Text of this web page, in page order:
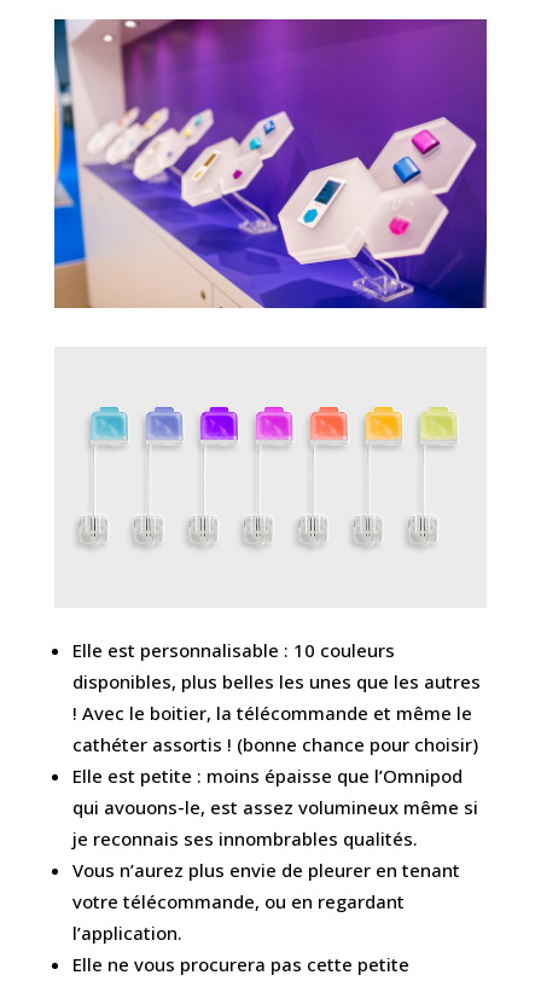
Elle est personnalisable : 10 couleurs
disponibles, plus belles les unes que les autres
! Avec le boitier, la télécommande et même le
cathéter assortis ! (bonne chance pour choisir)
Elle est petite : moins épaisse que l’Omnipod
qui avouons-le, est assez volumineux même si
je reconnais ses innombrables qualités.
Vous n’aurez plus envie de pleurer en tenant
votre télécommande, ou en regardant
l’application.
Elle ne vous procurera pas cette petite